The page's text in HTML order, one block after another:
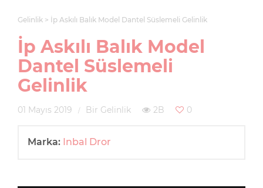
Gelinlik İp Askılı Balık Model Dantel Süslemeli Gelinlik
İp Askılı Balık Model
Dantel Süslemeli
Gelinlik
01 Mayıs 2019 Bir Gelinlik 2B 0
Marka: Inbal Dror